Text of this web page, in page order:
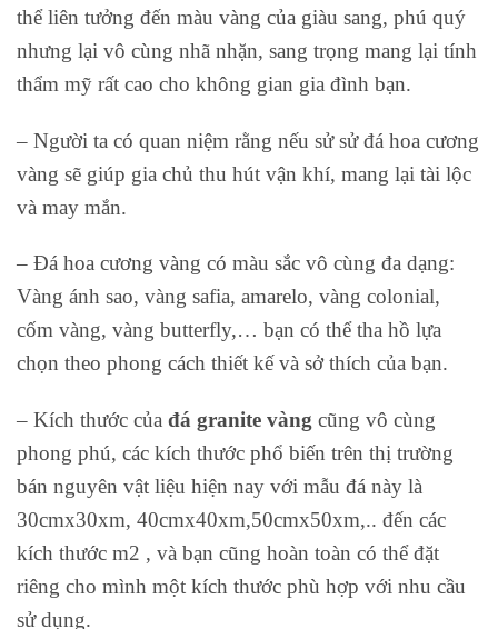
thể liên tưởng đến màu vàng của giàu sang, phú quý
nhưng lại vô cùng nhã nhặn, sang trọng mang lại tính
thẩm mỹ rất cao cho không gian gia đình bạn.
– Người ta có quan niệm rằng nếu sử sử đá hoa cương
vàng sẽ giúp gia chủ thu hút vận khí, mang lại tài lộc
và may mắn.
– Đá hoa cương vàng có màu sắc vô cùng đa dạng:
Vàng ánh sao, vàng safia, amarelo, vàng colonial,
cốm vàng, vàng butterfly,… bạn có thể tha hồ lựa
chọn theo phong cách thiết kế và sở thích của bạn.
– Kích thước của đá granite vàng cũng vô cùng
phong phú, các kích thước phổ biến trên thị trường
bán nguyên vật liệu hiện nay với mẫu đá này là
30cmx30xm, 40cmx40xm,50cmx50xm,.. đến các
kích thước m2 , và bạn cũng hoàn toàn có thể đặt
riêng cho mình một kích thước phù hợp với nhu cầu
sử dụng.